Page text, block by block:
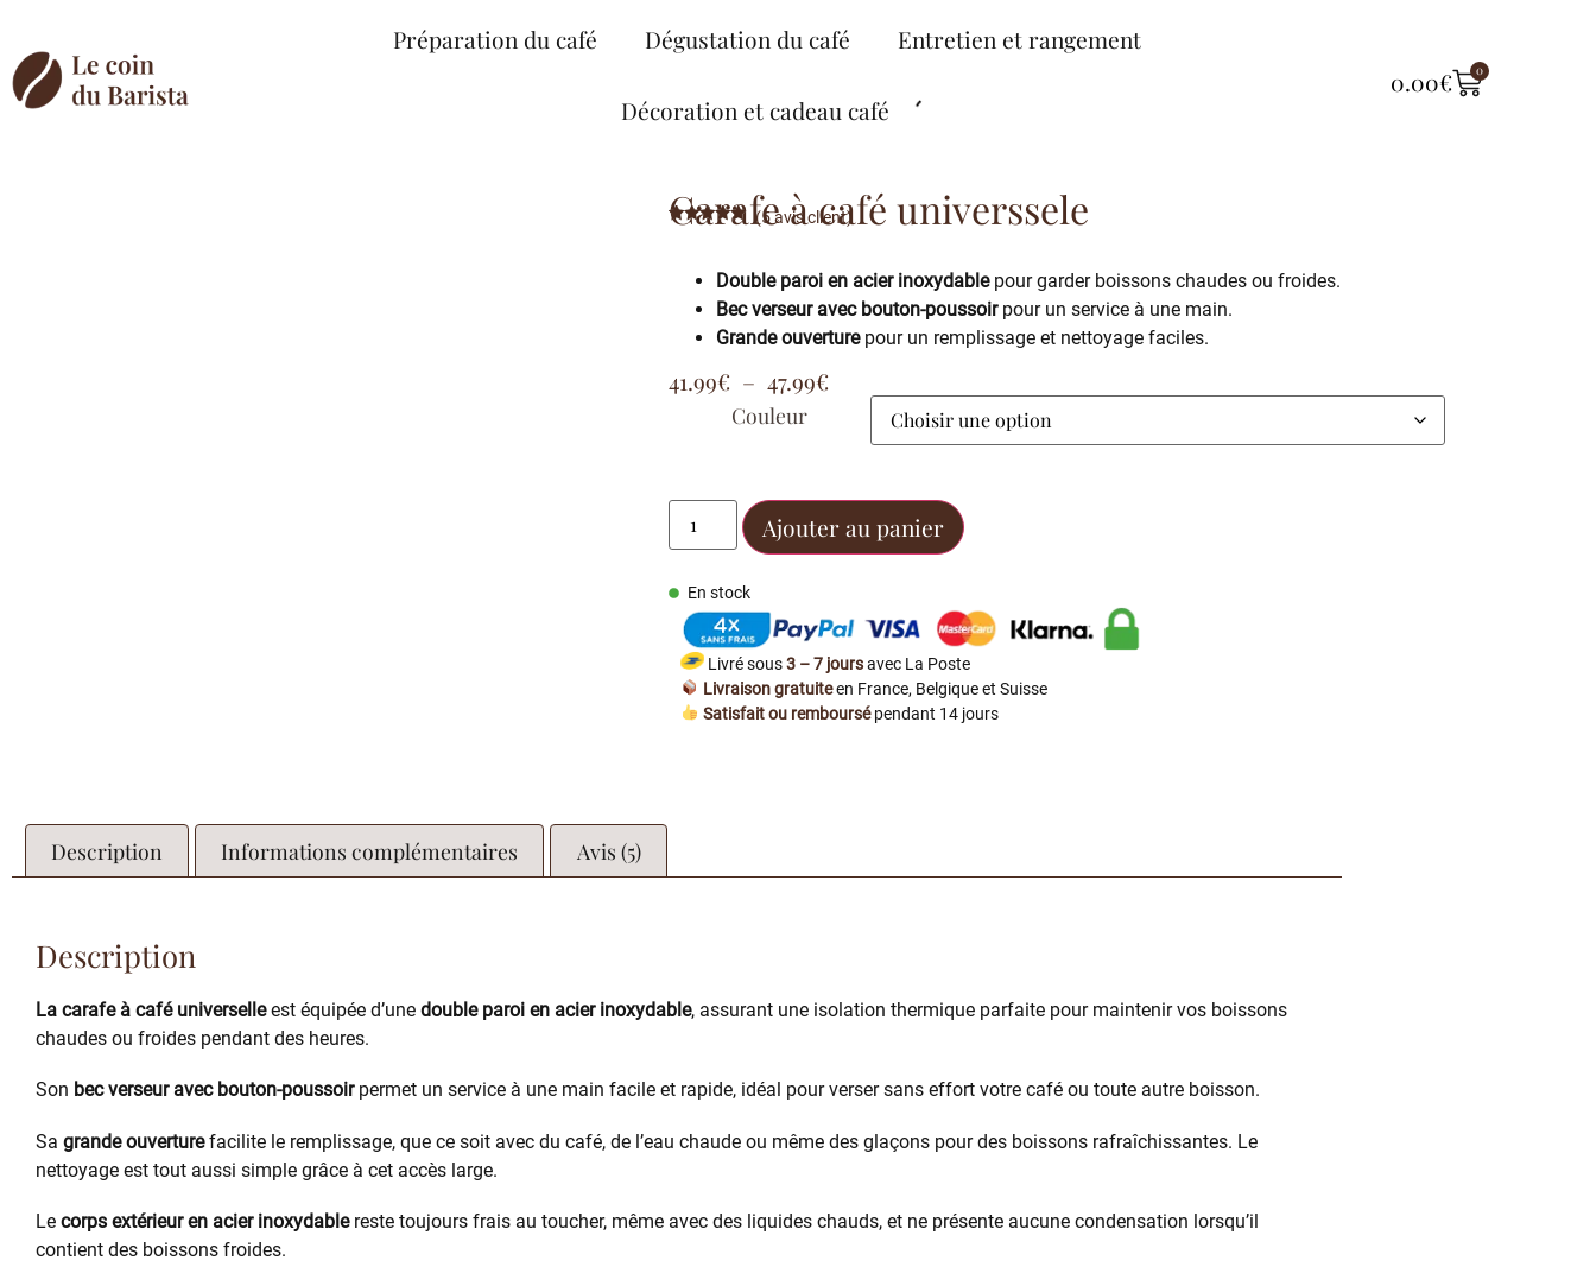
Préparation du café Dégustation du café Entretien et rangement
Décoration et cadeau café
0.00€ 0
Carafe à café universsele
notations
(5avis client)
Double paroi en acier inoxydablepour garder boissons chaudes ou froides.
Bec verseur avec bouton-poussoirpour un service à une main.
Grande ouverturepour un remplissage et nettoyage faciles.
41.99€ – 47.99€
Couleur
Ajouter au panier
En stock
Livré sous3 – 7 joursavec La Poste
Livraison gratuiteen France, Belgique et Suisse
Satisfait ou remboursépendant 14 jours
Description Informations complémentaires Avis (5)
Description
La carafe à café universelleest équipée d’une double paroi en acier inoxydable, assurant une isolation thermique parfaite pour maintenir vos boissons
chaudes ou froides pendant des heures.
Son bec verseur avec bouton-poussoirpermet un service à une main facile et rapide, idéal pour verser sans effort votre café ou toute autre boisson.
Sa grande ouverturefacilite le remplissage, que ce soit avec du café, de l’eau chaude ou même des glaçons pour des boissons rafraîchissantes. Le
nettoyage est tout aussi simple grâce à cet accès large.
Le corps extérieur en acier inoxydablereste toujours frais au toucher, même avec des liquides chauds, et ne présente aucune condensation lorsqu’il
contient des boissons froides.